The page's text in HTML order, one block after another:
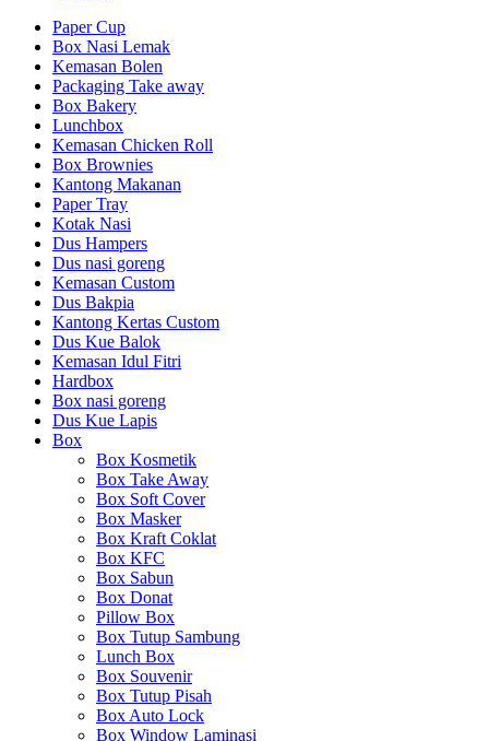
Paper Cup
Box Nasi Lemak
Kemasan Bolen
Packaging Take away
Box Bakery
Lunchbox
Kemasan Chicken Roll
Box Brownies
Kantong Makanan
Paper Tray
Kotak Nasi
Dus Hampers
Dus nasi goreng
Kemasan Custom
Dus Bakpia
Kantong Kertas Custom
Dus Kue Balok
Kemasan Idul Fitri
Hardbox
Box nasi goreng
Dus Kue Lapis
Box
Box Kosmetik
Box Take Away
Box Soft Cover
Box Masker
Box Kraft Coklat
Box KFC
Box Sabun
Box Donat
Pillow Box
Box Tutup Sambung
Lunch Box
Box Souvenir
Box Tutup Pisah
Box Auto Lock
Box Window Laminasi